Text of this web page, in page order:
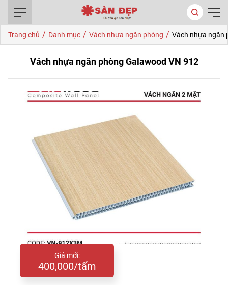
Trang chủ / Danh mục / Vách nhựa ngăn phòng / Vách nhựa ngăn
Vách nhựa ngăn phòng Galawood VN 912
Giá mới:
400,000/tấm